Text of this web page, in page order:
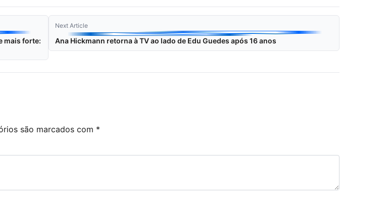
mais forte:
Next Article
Ana Hickmann retorna à TV ao lado de Edu Guedes após 16 anos
são marcados com *